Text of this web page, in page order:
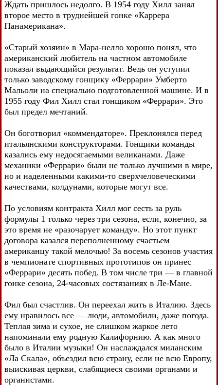
Ждать пришлось недолго. В 1954 году Хилл занял
второе место в труднейшей гонке «Каррера
Панамерикана».
«Старый хозяин» в Мара-нелло хорошо понял, что
американский любитель на частном автомобиле
показал выдающийся результат. Ведь он уступил
только заводскому гонщику «Феррари» Умберто
Мальоли на специально подготовленной машине. И в
1955 году Фил Хилл стал гонщиком «Феррари». Это
был предел мечтаний.
Он боготворил «коммендаторе». Преклонялся перед
итальянскими конструкторами. Гонщики команды
казались ему недосягаемыми великанами. Даже
механики «Феррари» были не только лучшими в мире,
но и наделенными какими-то сверхчеловеческими
качествами, колдунами, которые могут все.
По условиям контракта Хилл мог сесть за руль
формулы 1 только через три сезона, если, конечно, за
это время не «разочарует команду». Но этот пункт
договора казался переполненному счастьем
американцу такой мелочью! За восемь сезонов участия
в чемпионате спортивных прототипов он принес
«Феррари» десять побед. В том числе три — в главной
гонке сезона, 24-часовых состязаниях в Ле-Мане.
Фил был счастлив. Он переехал жить в Италию. Здесь
ему нравилось все — люди, автомобили, даже погода.
Теплая зима и сухое, не слишком жаркое лето
напоминали ему родную Калифорнию. А как много
было в Италии музыки! Он наслаждался миланским
«Ла Скала», объездил всю страну, если не всю Европу,
выискивая церкви, слабящиеся своими органами и
органистами.